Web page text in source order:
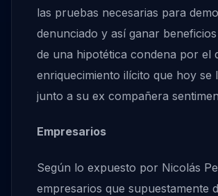
las pruebas necesarias para
denunciado y así ganar
de una hipotética condena por el
enriquecimiento ilícito que hoy se
junto a su ex compañera
Empresarios
Según lo expuesto por Nicolás
empresarios que supuestamente